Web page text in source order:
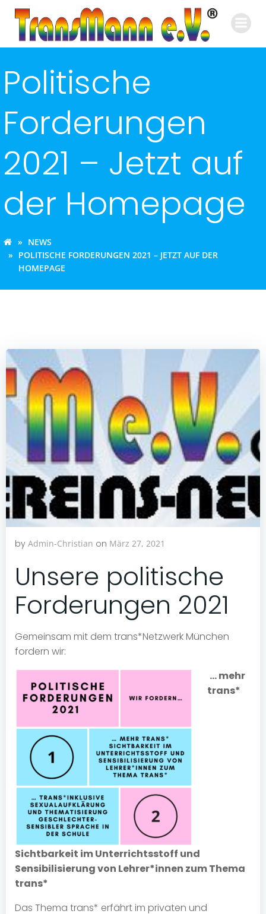
Inhalt
springen
Politische
Forderungen
2021 – Jetzt auf
der Homepage
NEWS
POLITISCHE FORDERUNGEN 2021 – JETZT AUF DER
HOMEPAGE
by Admin-Christian on März 27, 2021
Unsere politische
Forderungen 2021
Gemeinsam mit dem trans*Netzwerk München
fordern wir:
… mehr
trans*
Sichtbarkeit im Unterrichtsstoff und
Sensibilisierung von Lehrer*innen zum Thema
trans*
Das Thema trans* erfährt im privaten und